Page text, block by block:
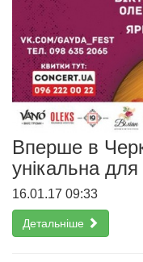
Вперше в
унікальна для
16.01.17 09:33
Детальніше